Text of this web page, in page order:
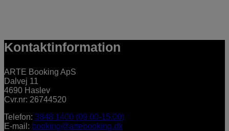
Kontaktinformation
ARTE Booking ApS
Dalvej 11
4690 Haslev
Cvr.nr: 26744520
Telefon: 3848 1400 (09.00-15.00)
E-mail: booking@artebooking.dk